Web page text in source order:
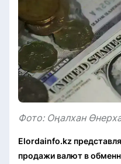
Фото: Оңалхан
Elordainfo.kz
продажи валют в